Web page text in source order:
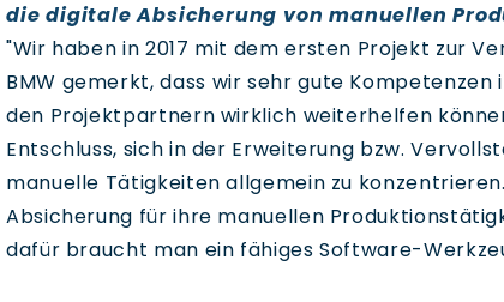
die digitale Absicherung von manuellen
"Wir haben in 2017 mit dem ersten Projekt zur
BMW gemerkt, dass wir sehr gute Kompetenzen
den Projektpartnern wirklich weiterhelfen
Entschluss, sich in der Erweiterung bzw.
manuelle Tätigkeiten allgemein zu
Absicherung für ihre manuellen
dafür braucht man ein fähiges Software-